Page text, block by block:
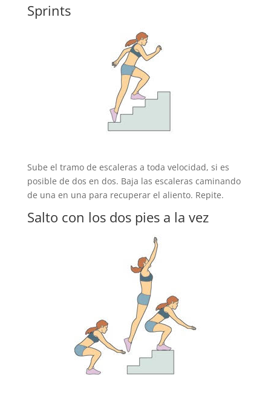
Sprints
Sube el tramo de escaleras a toda velocidad, si es
posible de dos en dos. Baja las escaleras caminando
de una en una para recuperar el aliento. Repite.
Salto con los dos pies a la vez